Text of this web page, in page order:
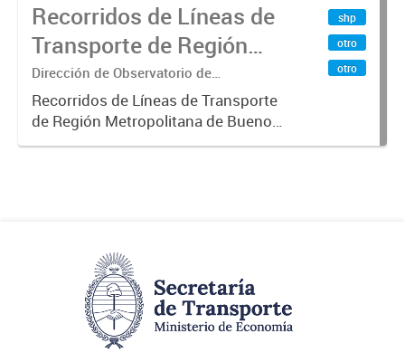
Recorridos de Líneas de
Transporte de Región
Metropolitana de
Buenos Aires (RMBA)
Dirección de Observatorio de
Transporte, Estudio y Sistemas
Recorridos de Líneas de Transporte
de Región Metropolitana de Buenos
Aires (RMBA).-
shp
otro
otro